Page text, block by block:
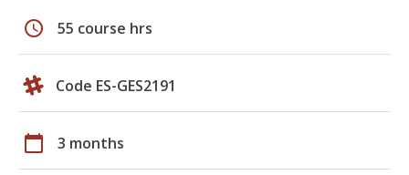
schedule 55 course hrs
Code ES-GES2191
calendar_today 3 months